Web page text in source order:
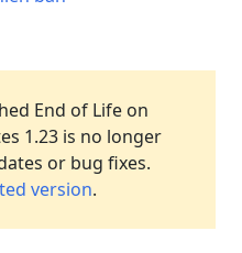
End of Life on
1.23 is no longer
or bug fixes.
version.